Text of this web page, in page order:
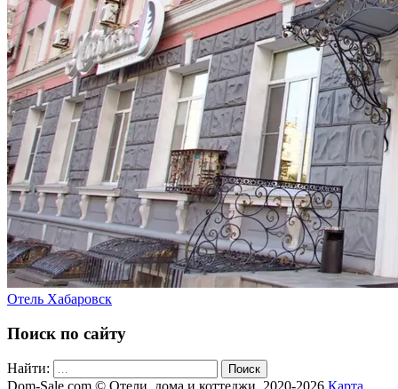
Отель Хабаровск
Поиск по сайту
Найти: Поиск